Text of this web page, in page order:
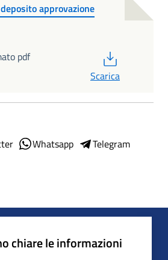
approvazione
pdf
Scarica
Whatsapp
Telegram
chiare le informazioni